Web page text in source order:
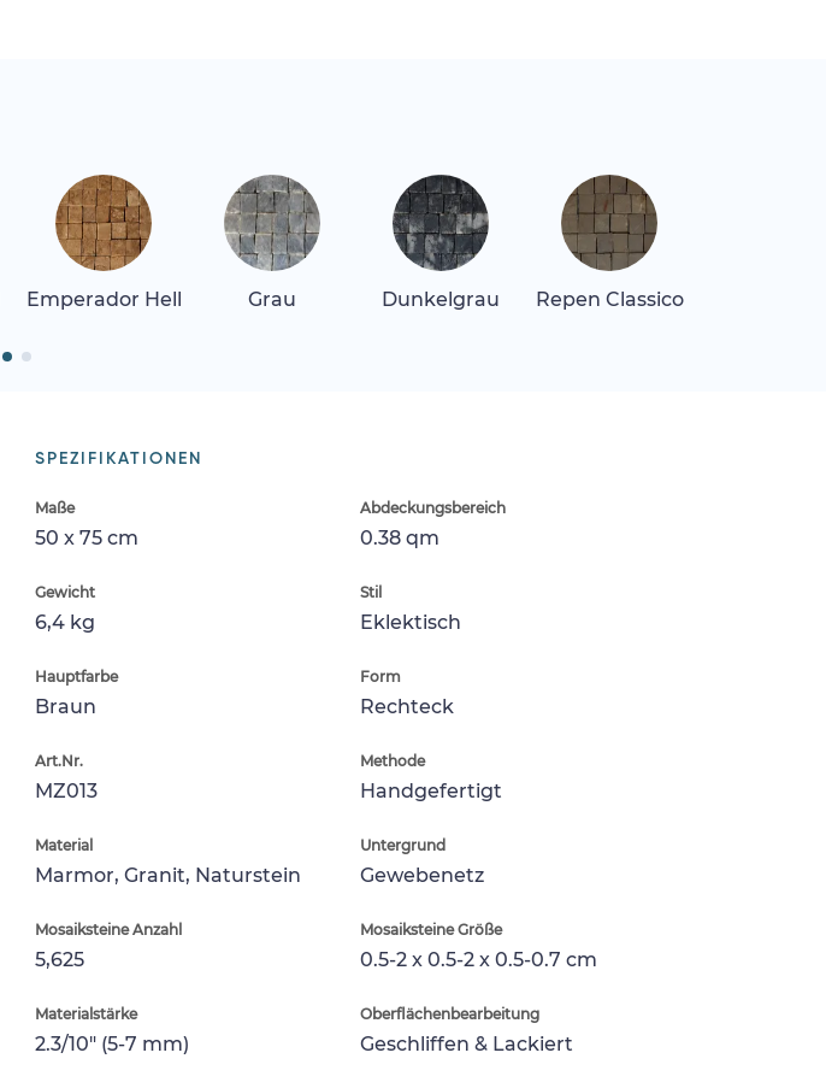
Emperador Hell Grau Dunkelgrau Repen Classico
SPEZIFIKATIONEN
Maße
50 x 75 cm
Abdeckungsbereich
0.38 qm
Gewicht
6,4 kg
Stil
Eklektisch
Hauptfarbe
Braun
Form
Rechteck
Art.Nr.
MZ013
Methode
Handgefertigt
Material
Marmor, Granit, Naturstein
Untergrund
Gewebenetz
Mosaiksteine Anzahl
5,625
Mosaiksteine Größe
0.5-2 x 0.5-2 x 0.5-0.7 cm
Materialstärke
2.3/10" (5-7 mm)
Oberflächenbearbeitung
Geschliffen & Lackiert